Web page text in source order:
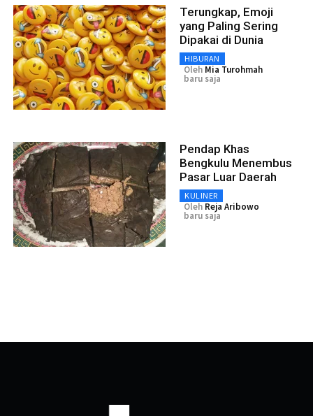
Terungkap, Emoji
yang Paling Sering
Dipakai di Dunia
HIBURAN
Oleh Mia Turohmah
baru saja
Pendap Khas
Bengkulu Menembus
Pasar Luar Daerah
KULINER
Oleh Reja Aribowo
baru saja